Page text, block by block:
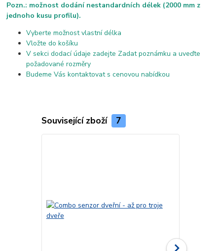
Pozn.: možnost dodání nestandardních délek (2000 mm z
jednoho kusu profilu).
Vyberte možnost vlastní délka
Vložte do košíku
V sekci dodací údaje zadejte Zadat poznámku a uveďte
požadované rozměry
Budeme Vás kontaktovat s cenovou nabídkou
Související zboží 7